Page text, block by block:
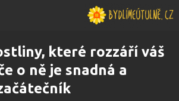
které rozzáří váš
o ně je snadná a